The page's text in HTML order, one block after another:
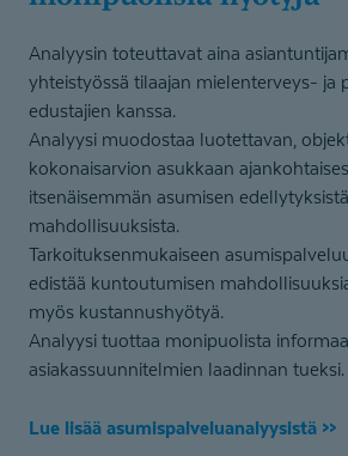
Analyysin toteuttavat aina
yhteistyössä tilaajan mielenterveys- ja
edustajien kanssa.
Analyysi muodostaa luotettavan,
kokonaisarvion asukkaan
itsenäisemmän asumisen
mahdollisuuksista.
Tarkoituksenmukaiseen
edistää kuntoutumisen
myös kustannushyötyä.
Analyysi tuottaa monipuolista
asiakassuunnitelmien laadinnan tueksi.
Lue lisää asumispalveluanalyysistä >>